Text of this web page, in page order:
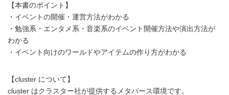
【本書のポイント】
・イベントの開催・運営方法がわかる
・勉強系・エンタメ系・音楽系のイベント開催方法や演出方法が
わかる
・イベント向けのワールドやアイテムの作り方がわかる
【cluster について】
cluster はクラスター社が提供するメタバース環境です。